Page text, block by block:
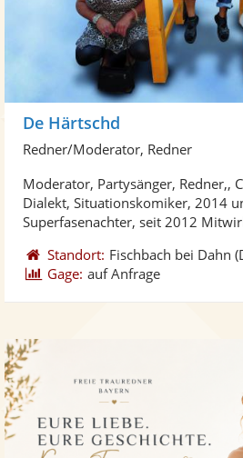
De Härtschd
Redner/Moderator, Redner
Moderator, Partysänger, Redner,,
Dialekt, Situationskomiker, 2014
Superfasenachter, seit 2012
Standort: Fischbach bei Dahn
Gage: auf Anfrage